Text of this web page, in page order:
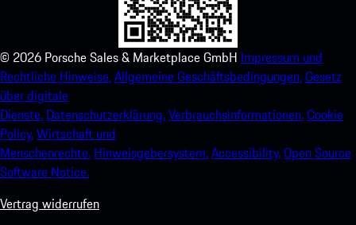
© 2026 Porsche Sales & Marketplace GmbH Impressum und
Rechtliche Hinweise.Allgemeine Geschäftsbedingungen.Gesetz
über digitale
Dienste. Datenschutzerklärung.Verbrauchsinformationen.Cookie
Policy.Wirtschaft und
Menschenrechte. Hinweisgebersystem.Accessibility.Open Source
Software Notice.
Vertrag widerrufen